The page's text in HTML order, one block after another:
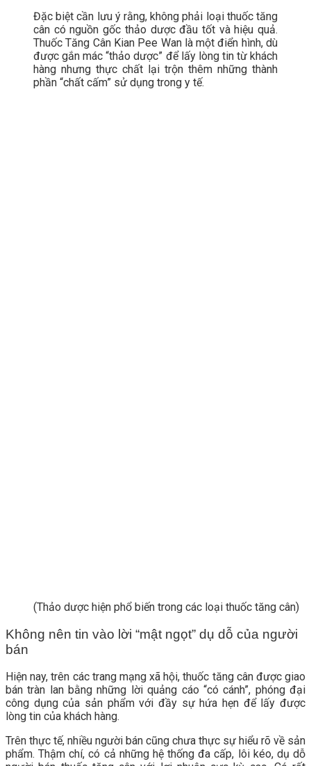
Đặc biệt cần lưu ý rằng, không phải loại thuốc tăng
cân có nguồn gốc thảo dược đầu tốt và hiệu quả.
Thuốc Tăng Cân Kian Pee Wan là một điển hình, dù
được gắn mác “thảo dược” để lấy lòng tin từ khách
hàng nhưng thực chất lại trộn thêm những thành
phần “chất cấm” sử dụng trong y tế.
(Thảo dược hiện phổ biến trong các loại thuốc tăng cân)
Không nên tin vào lời “mật ngọt” dụ dỗ của người
bán
Hiện nay, trên các trang mạng xã hội, thuốc tăng cân được giao
bán tràn lan bằng những lời quảng cáo “có cánh”, phóng đại
công dụng của sản phẩm với đầy sự hứa hẹn để lấy được
lòng tin của khách hàng.
Trên thực tế, nhiều người bán cũng chưa thực sự hiểu rõ về sản
phẩm. Thậm chí, có cả những hệ thống đa cấp, lôi kéo, dụ dỗ